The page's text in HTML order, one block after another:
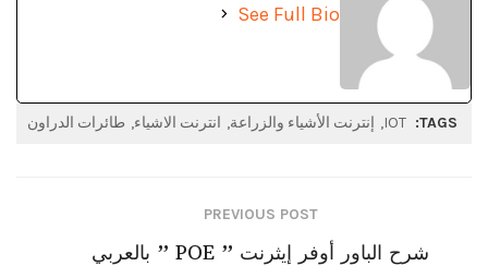
See Full Bio
TAGS:
IOT إنترنت الأشياء والزراعة انترنت الاشياء طائرات الدراون
PREVIOUS POST
شرح الباور أوفر إيثرنت ” POE ” بالعربي